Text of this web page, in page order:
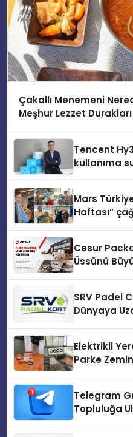
Çakallı Menemeni
Meşhur Lezzet Durakları
Tencent
kullanıma
Mars
Haftası”
Cesur
Üssünü
SRV Padel
Dünyaya
Elektrikli
Parke
Telegram
Topluluğa